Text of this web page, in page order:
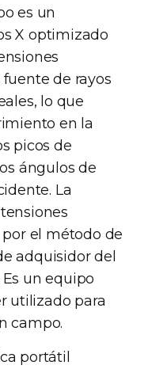
es un
X optimizado
de rayos
lo que
en la
picos de
ángulos de
La
el método de
adquisidor del
un equipo
utilizado para
campo.
portátil